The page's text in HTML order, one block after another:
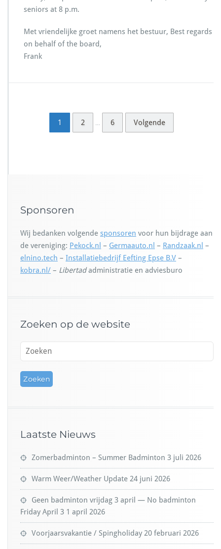
seniors at 8 p.m.
Met vriendelijke groet namens het bestuur, Best regards
on behalf of the board,
Frank
1 2 6 Volgende
Sponsoren
Wij bedanken volgende sponsoren voor hun bijdrage aan
de vereniging: Pekock.nl – Germaauto.nl – Randzaak.nl –
elnino.tech – Installatiebedrijf Eefting Epse B.V –
kobra.nl/ – Libertadadministratie en adviesburo
Zoeken op de website
Laatste Nieuws
Zomerbadminton – Summer Badminton 3 juli 2026
Warm Weer/Weather Update 24 juni 2026
Geen badminton vrijdag 3 april — No badminton
Friday April 3 1 april 2026
Voorjaarsvakantie / Spingholiday 20 februari 2026